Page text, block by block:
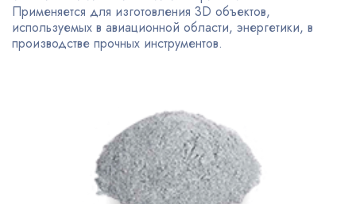
Применяется для изготовления 3D объектов,
используемых в авиационной области, энергетики, в
производстве прочных инструментов.